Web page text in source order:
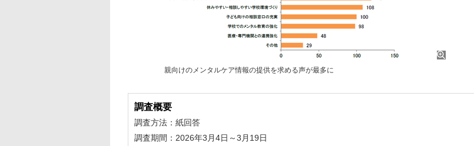
親向けのメンタルケア情報の提供を求める声が最多に
調査概要
調査方法：紙回答
調査期間：2026年3月4日～3月19日